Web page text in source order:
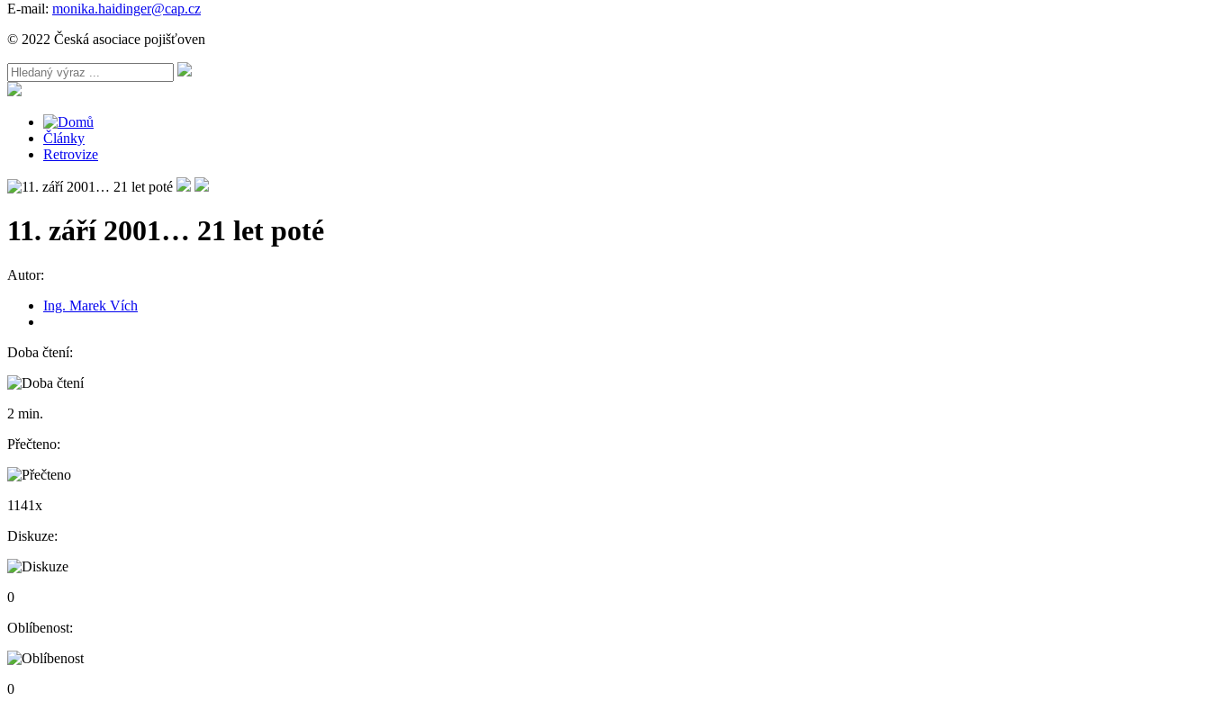
E-mail: monika.haidinger@cap.cz
© 2022 Česká asociace pojišťoven
Články
Retrovize
11. září 2001… 21 let poté
Autor:
Ing. Marek Vích
Doba čtení:
2 min.
Přečteno:
1141x
Diskuze:
0
Oblíbenost:
0